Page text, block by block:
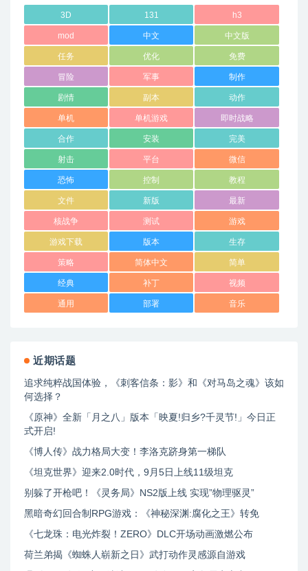
3D 131 h3
mod 中文 中文版
任务 优化 免费
冒险 军事 制作
剧情 副本 动作
单机 单机游戏 即时战略
合作 安装 完美
射击 平台 微信
恐怖 控制 教程
文件 新版 最新
核战争 测试 游戏
游戏下载 版本 生存
策略 简体中文 简单
经典 补丁 视频
通用 部署 音乐
近期话题
追求纯粹战国体验，《刺客信条：影》和《对马岛之魂》该如
何选择？
《原神》全新「月之八」版本「映夏!归乡?千灵节!」今日正
式开启!
《博人传》战力格局大变！李洛克跻身第一梯队
《坦克世界》迎来2.0时代，9月5日上线11级坦克
别躲了开枪吧！《灵务局》NS2版上线 实现”物理驱灵”
黑暗奇幻回合制RPG游戏：《神秘深渊:腐化之王》转免
《七龙珠：电光炸裂！ZERO》DLC开场动画激燃公布
荷兰弟揭《蜘蛛人崭新之日》武打动作灵感源自游戏